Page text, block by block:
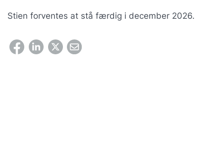
Stien forventes at stå færdig i december 2026.